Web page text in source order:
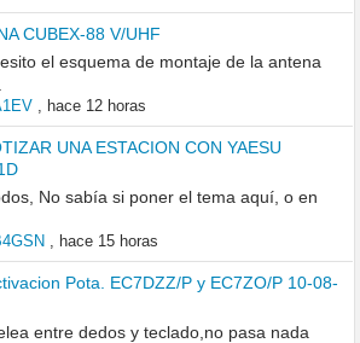
CUBEX-88 V/UHF
el esquema de montaje de la antena
, hace 12 horas
UNA ESTACION CON YAESU
No sabía si poner el tema aquí, o en
, hace 15 horas
Pota. EC7DZZ/P y EC7ZO/P 10-08-
entre dedos y teclado,no pasa nada